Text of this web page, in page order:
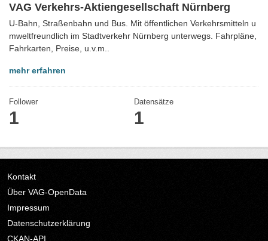
VAG Verkehrs-Aktiengesellschaft Nürnberg
U-Bahn, Straßenbahn und Bus. Mit öffentlichen Verkehrsmitteln u
mweltfreundlich im Stadtverkehr Nürnberg unterwegs. Fahrpläne,
Fahrkarten, Preise, u.v.m..
mehr erfahren
Follower
1
Datensätze
1
Kontakt
Über VAG-OpenData
Impressum
Datenschutzerklärung
CKAN-API